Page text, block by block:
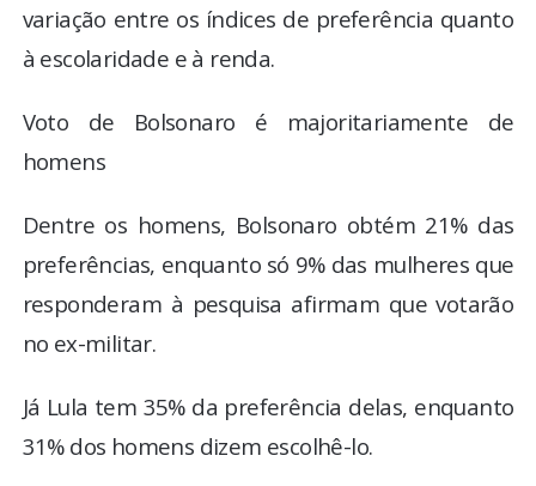
variação entre os índices de preferência quanto
à escolaridade e à renda.
Voto de Bolsonaro é majoritariamente de
homens
Dentre os homens, Bolsonaro obtém 21% das
preferências, enquanto só 9% das mulheres que
responderam à pesquisa afirmam que votarão
no ex-militar.
Já Lula tem 35% da preferência delas, enquanto
31% dos homens dizem escolhê-lo.